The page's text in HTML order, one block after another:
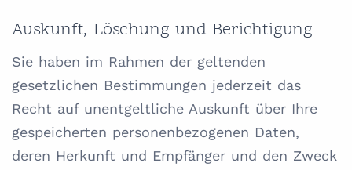
Auskunft, Löschung und Berichtigung
Sie haben im Rahmen der geltenden
gesetzlichen Bestimmungen jederzeit das
Recht auf unentgeltliche Auskunft über Ihre
gespeicherten personenbezogenen Daten,
deren Herkunft und Empfänger und den Zweck